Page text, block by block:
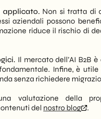
applicato. Non si tratta di
aziendali possono
riduce il rischio di
Il mercato dell’AI B2B
Infine, è
senza richiedere
valutazione della
del nostro blog .